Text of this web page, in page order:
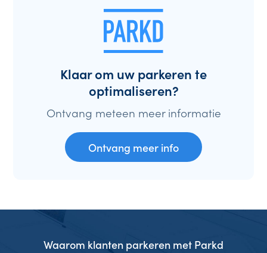
Klaar om uw parkeren te
optimaliseren?
Ontvang meteen meer informatie
Ontvang meer info
Waarom klanten parkeren met Parkd